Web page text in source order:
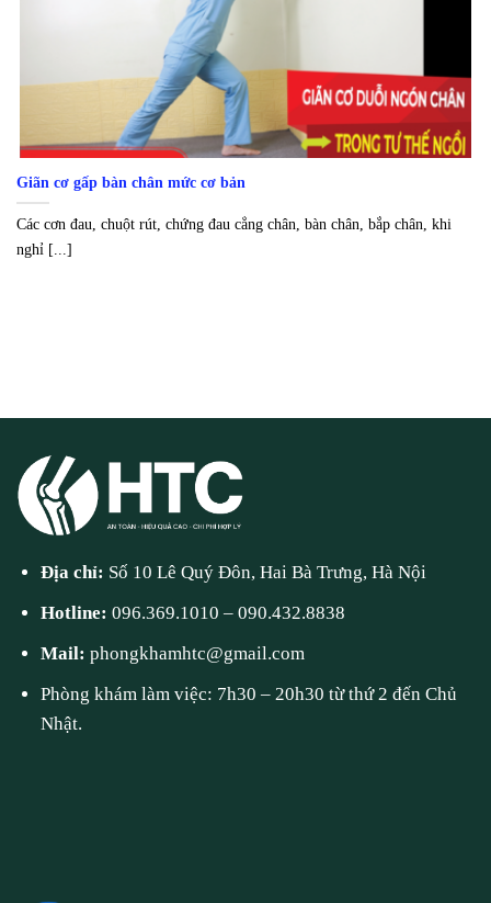
Giãn cơ gấp bàn chân mức cơ bản
Các cơn đau, chuột rút, chứng đau cẳng chân, bàn chân, bắp chân, khi
nghỉ [...]
Địa chỉ: Số 10 Lê Quý Đôn, Hai Bà Trưng, Hà Nội
Hotline:096.369.1010 –090.432.8838
Mail:phongkhamhtc@gmail.com
Phòng khám làm việc: 7h30 – 20h30 từ thứ 2 đến Chủ
Nhật.